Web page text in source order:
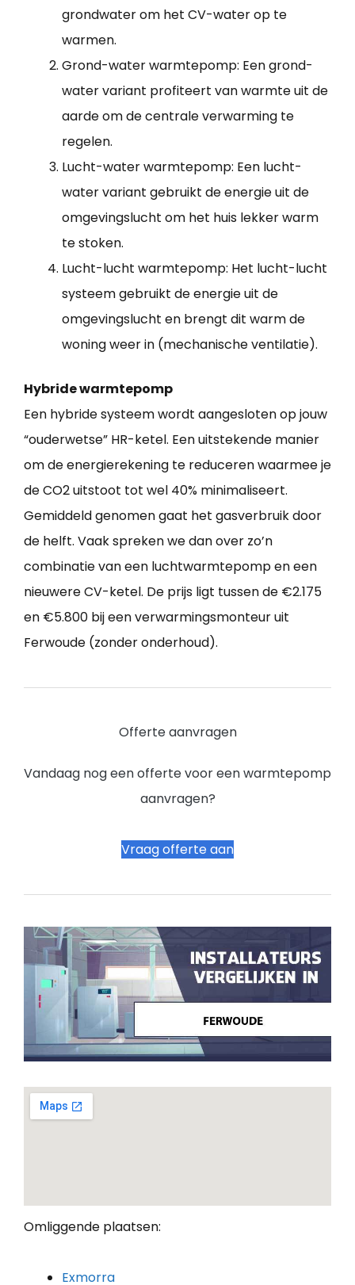
grondwater om het CV-water op te
warmen.
Grond-water warmtepomp: Een grond-
water variant profiteert van warmte uit de
aarde om de centrale verwarming te
regelen.
Lucht-water warmtepomp: Een lucht-
water variant gebruikt de energie uit de
omgevingslucht om het huis lekker warm
te stoken.
Lucht-lucht warmtepomp: Het lucht-lucht
systeem gebruikt de energie uit de
omgevingslucht en brengt dit warm de
woning weer in (mechanische ventilatie).
Hybride warmtepomp
Een hybride systeem wordt aangesloten op jouw
“ouderwetse” HR-ketel. Een uitstekende manier
om de energierekening te reduceren waarmee je
de CO2 uitstoot tot wel 40% minimaliseert.
Gemiddeld genomen gaat het gasverbruik door
de helft. Vaak spreken we dan over zo’n
combinatie van een luchtwarmtepomp en een
nieuwere CV-ketel. De prijs ligt tussen de €2.175
en €5.800 bij een verwarmingsmonteur uit
Ferwoude (zonder onderhoud).
Offerte aanvragen
Vandaag nog een offerte voor een warmtepomp
aanvragen?
Vraag offerte aan
Omliggende plaatsen:
Exmorra